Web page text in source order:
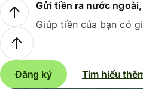
Gửi tiền ra nước
Giúp tiền của bạn có
Đăng ký Tìm hiểu